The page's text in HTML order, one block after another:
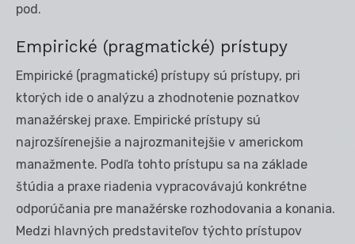
pod.
Empirické (pragmatické) prístupy
Empirické (pragmatické) prístupy sú prístupy, pri
ktorých ide o analýzu a zhodnotenie poznatkov
manažérskej praxe. Empirické prístupy sú
najrozšírenejšie a najrozmanitejšie v americkom
manažmente. Podľa tohto prístupu sa na základe
štúdia a praxe riadenia vypracovávajú konkrétne
odporúčania pre manažérske rozhodovania a konania.
Medzi hlavných predstaviteľov týchto prístupov